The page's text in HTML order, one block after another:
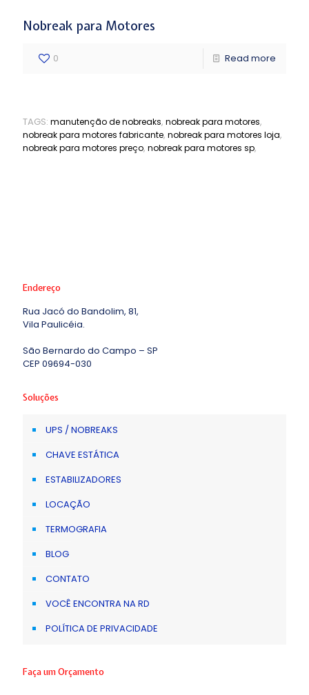
Nobreak para Motores
0 Read more
TAGS: manutenção de nobreaks, nobreak para motores,
nobreak para motores fabricante, nobreak para motores loja,
nobreak para motores preço, nobreak para motores sp,
Endereço
Rua Jacó do Bandolim, 81,
Vila Paulicéia.
São Bernardo do Campo – SP
CEP 09694-030
Soluções
UPS / NOBREAKS
CHAVE ESTÁTICA
ESTABILIZADORES
LOCAÇÃO
TERMOGRAFIA
BLOG
CONTATO
VOCÊ ENCONTRA NA RD
POLÍTICA DE PRIVACIDADE
Faça um Orçamento